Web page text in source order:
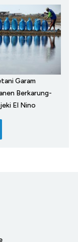
Garam
Berkarung-
El Nino